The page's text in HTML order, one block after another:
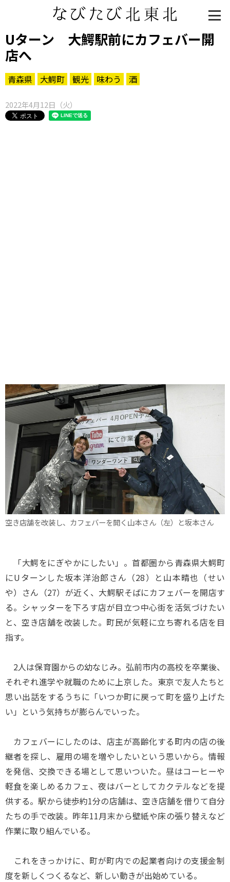
Uターン 大鰐駅前にカフェバー開
店へ
青森県 大鰐町 観光 味わう 酒
2022年4月12日（火）
空き店舗を改装し、カフェバーを開く山本さん（左）と坂本さん
「大鰐をにぎやかにしたい」。首都圏から青森県大鰐町
にUターンした坂本洋治郎さん（28）と山本晴也（せい
や）さん（27）が近く、大鰐駅そばにカフェバーを開店す
る。シャッターを下ろす店が目立つ中心街を活気づけたい
と、空き店舗を改装した。町民が気軽に立ち寄れる店を目
指す。
2人は保育園からの幼なじみ。弘前市内の高校を卒業後、
それぞれ進学や就職のために上京した。東京で友人たちと
思い出話をするうちに「いつか町に戻って町を盛り上げた
い」という気持ちが膨らんでいった。
カフェバーにしたのは、店主が高齢化する町内の店の後
継者を探し、雇用の場を増やしたいという思いから。情報
を発信、交換できる場として思いついた。昼はコーヒーや
軽食を楽しめるカフェ、夜はバーとしてカクテルなどを提
供する。駅から徒歩約1分の店舗は、空き店舗を借りて自分
たちの手で改装。昨年11月末から壁紙や床の張り替えなど
作業に取り組んでいる。
これをきっかけに、町が町内での起業者向けの支援金制
度を新しくつくるなど、新しい動きが出始めている。